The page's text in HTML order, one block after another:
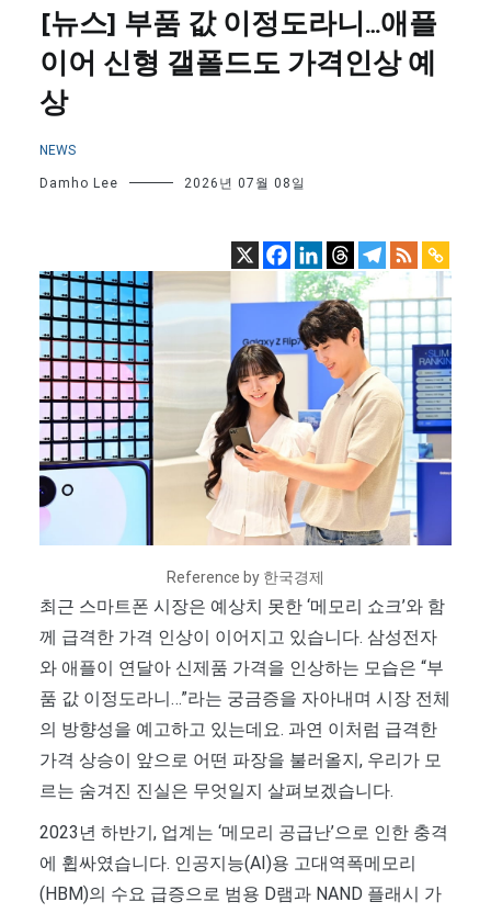
[뉴스] 부품 값 이정도라니…애플
이어 신형 갤폴드도 가격인상 예
상
NEWS
Damho Lee 2026년 07월 08일
Reference by 한국경제
최근 스마트폰 시장은 예상치 못한 ‘메모리 쇼크’와 함
께 급격한 가격 인상이 이어지고 있습니다. 삼성전자
와 애플이 연달아 신제품 가격을 인상하는 모습은 “부
품 값 이정도라니…”라는 궁금증을 자아내며 시장 전체
의 방향성을 예고하고 있는데요. 과연 이처럼 급격한
가격 상승이 앞으로 어떤 파장을 불러올지, 우리가 모
르는 숨겨진 진실은 무엇일지 살펴보겠습니다.
2023년 하반기, 업계는 ‘메모리 공급난’으로 인한 충격
에 휩싸였습니다. 인공지능(AI)용 고대역폭메모리
(HBM)의 수요 급증으로 범용 D램과 NAND 플래시 가